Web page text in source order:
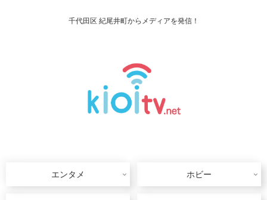
千代田区 紀尾井町からメディアを発信！
エンタメ ホビー